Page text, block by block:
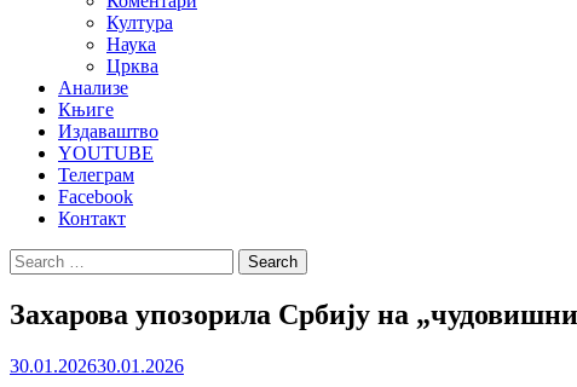
Култура
Наука
Црква
Анализе
Књиге
Издаваштво
YOUTUBE
Телеграм
Facebook
Контакт
Search
for:
Захарова упозорила Србију на
30.01.202630.01.2026